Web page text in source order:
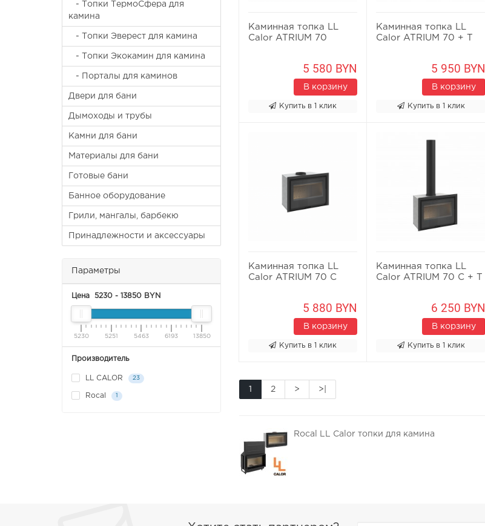
- Топки ТермоСфера для
камина
- Топки Эверест для камина
- Топки Экокамин для камина
- Порталы для каминов
Двери для бани
Дымоходы и трубы
Камни для бани
Материалы для бани
Готовые бани
Банное оборудование
Грили, мангалы, барбекю
Принадлежности и аксессуары
Параметры
Цена 5230 - 13850 BYN
5230 5251 5463 6193 13850
Производитель
LL CALOR 23
Rocal
Каминная топка LL
Calor ATRIUM 70
5 580 BYN
В корзину
Купить в 1 клик
Каминная топка LL
Calor ATRIUM 70 + T
5 950 BYN
В корзину
Купить в 1 клик
Каминная топка LL
Calor ATRIUM 70 C
5 880 BYN
В корзину
Купить в 1 клик
Каминная топка LL
Calor ATRIUM 70 C + T
6 250 BYN
В корзину
Купить в 1 клик
1 2 > >|
Rocal LL Calor топки для камина